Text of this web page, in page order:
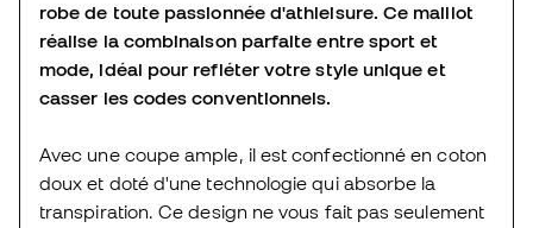
robe de toute passionnée d'athleisure. Ce maillot
réalise la combinaison parfaite entre sport et
mode, idéal pour refléter votre style unique et
casser les codes conventionnels.
Avec une coupe ample, il est confectionné en coton
doux et doté d'une technologie qui absorbe la
transpiration. Ce design ne vous fait pas seulement